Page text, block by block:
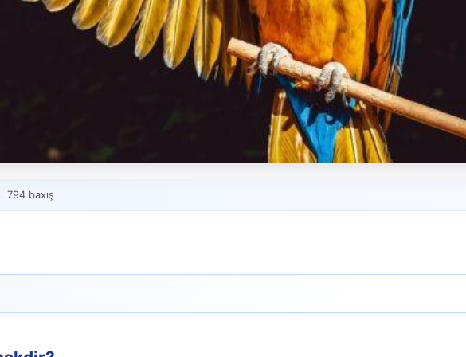
794 baxış